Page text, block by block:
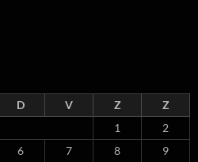
D V Z
Z
1
2
6 7 8
9